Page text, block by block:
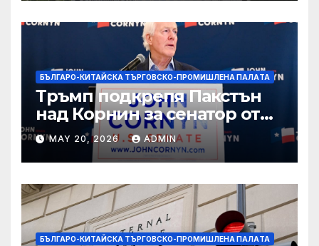
БЪЛГАРО-КИТАЙСКА ТЪРГОВСКО-ПРОМИШЛЕНА ПАЛAТА
Тръмп подкрепя Пакстън
над Корнин за сенатор от
Тексас в шокираща
подкрепа
MAY 20, 2026 ADMIN
БЪЛГАРО-КИТАЙСКА ТЪРГОВСКО-ПРОМИШЛЕНА ПАЛAТА